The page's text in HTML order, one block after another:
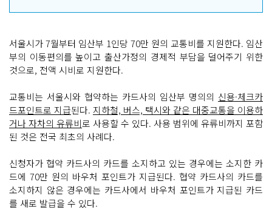
서울시가 7월부터 임산부 1인당 70만 원의 교통비를 지원한다. 임산
부의 이동편의를 높이고 출산가정의 경제적 부담을 덜어주기 위한
것으로, 전액 시비로 지원한다.
교통비는 서울시와 협약하는 카드사의 임산부 명의의 신용·체크카
드포인트로 지급된다. 지하철, 버스, 택시와 같은 대중교통을 이용하
거나 자차의 유류비로 사용할 수 있다. 사용 범위에 유류비까지 포함
된 것은 전국 최초의 사례다.
신청자가 협약 카드사의 카드를 소지하고 있는 경우에는 소지한 카
드에 70만 원의 바우처 포인트가 지급된다. 협약 카드사의 카드를
소지하지 않은 경우에는 카드사에서 바우처 포인트가 지급된 카드
를 새로 발급을 수 있다.